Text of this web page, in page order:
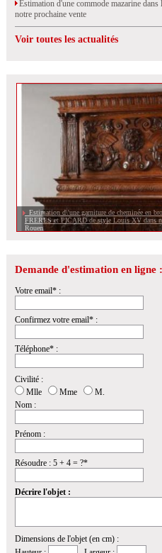
Estimation d'une commode mazarine dans
notre prochaine vente
Voir toutes les actualités
Estimation d\'une garniture de cheminée en
FRERES et PICARD de style Louis XV dans
Rouen
Demande d'estimation en ligne :
Votre email* :
Confirmez votre email* :
Téléphone* :
Civilité :
Mlle
Mme
M.
Nom :
Prénom :
Résoudre : 5 + 4 = ?*
Décrire l'objet :
Dimensions de l'objet (en cm) :